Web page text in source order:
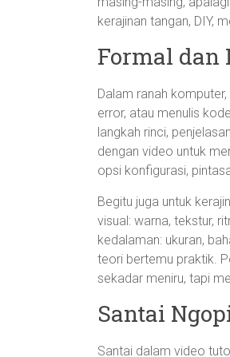
kerajinan tangan, DIY,
Formal
Dalam ranah
error, atau menulis
langkah rinci,
dengan video untuk
opsi konfigurasi,
Begitu juga untuk
visual: warna, tekstur,
kedalaman: ukuran,
teori bertemu praktik.
sekadar meniru, tapi
Santai
Santai dalam video